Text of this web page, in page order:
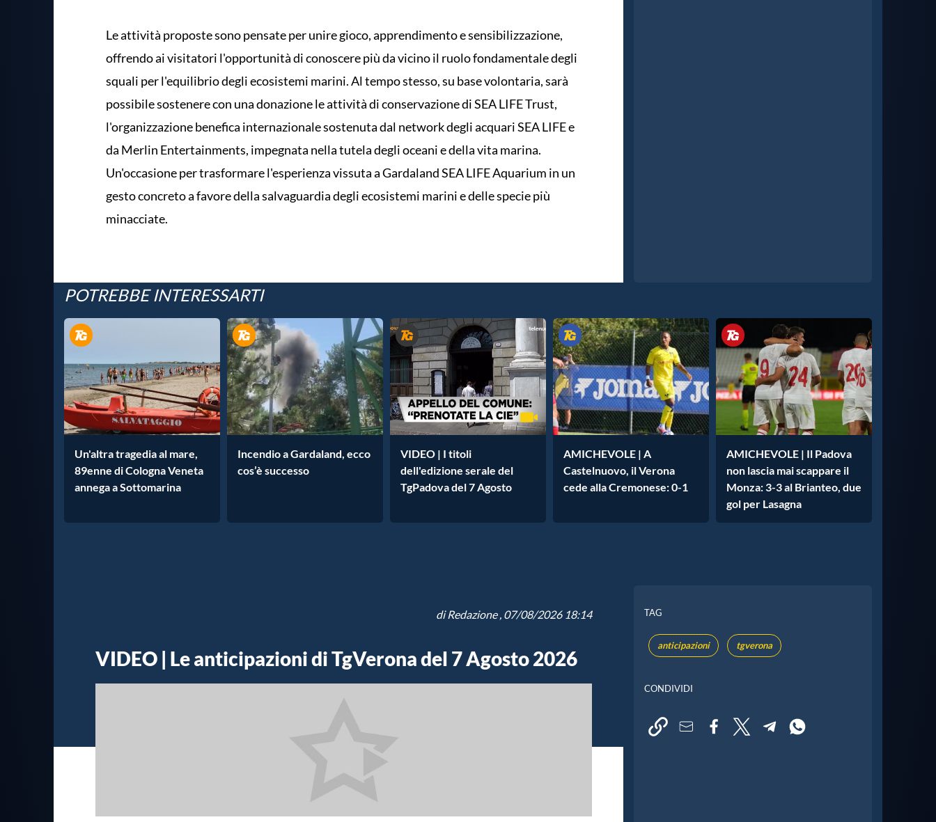
Le attività proposte sono pensate per unire gioco, apprendimento e sensibilizzazione,
offrendo ai visitatori l'opportunità di conoscere più da vicino il ruolo fondamentale degli
squali per l'equilibrio degli ecosistemi marini. Al tempo stesso, su base volontaria, sarà
possibile sostenere con una donazione le attività di conservazione di SEA LIFE Trust,
l'organizzazione benefica internazionale sostenuta dal network degli acquari SEA LIFE e
da Merlin Entertainments, impegnata nella tutela degli oceani e della vita marina.
Un'occasione per trasformare l'esperienza vissuta a Gardaland SEA LIFE Aquarium in un
gesto concreto a favore della salvaguardia degli ecosistemi marini e delle specie più
minacciate.
POTREBBE INTERESSARTI
Un'altra tragedia al mare,
89enne di Cologna Veneta
annega a Sottomarina
Incendio a Gardaland, ecco
cos’è successo
VIDEO | I titoli
dell'edizione serale del
TgPadova del 7 Agosto
AMICHEVOLE | A
Castelnuovo, il Verona
cede alla Cremonese: 0-1
AMICHEVOLE | Il Padova
non lascia mai scappare il
Monza: 3-3 al Brianteo, due
gol per Lasagna
diRedazione, 07/08/2026 18:14
VIDEO | Le anticipazioni di TgVerona del 7 Agosto 2026
TAG
anticipazioni tgverona
CONDIVIDI